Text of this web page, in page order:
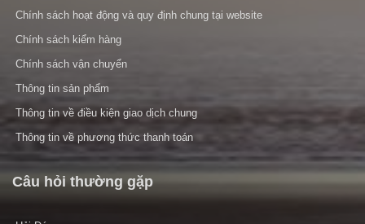
Chính sách hoạt động và quy định chung tại website
Chính sách kiểm hàng
Chính sách vận chuyển
Thông tin sản phẩm
Thông tin về điều kiện giao dịch chung
Thông tin về phương thức thanh toán
Câu hỏi thường gặp